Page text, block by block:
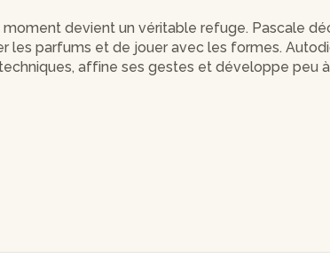
moment devient un véritable refuge. Pascale
les parfums et de jouer avec les formes.
affine ses gestes et développe peu à
Depuis, elle imagine des créations singulières